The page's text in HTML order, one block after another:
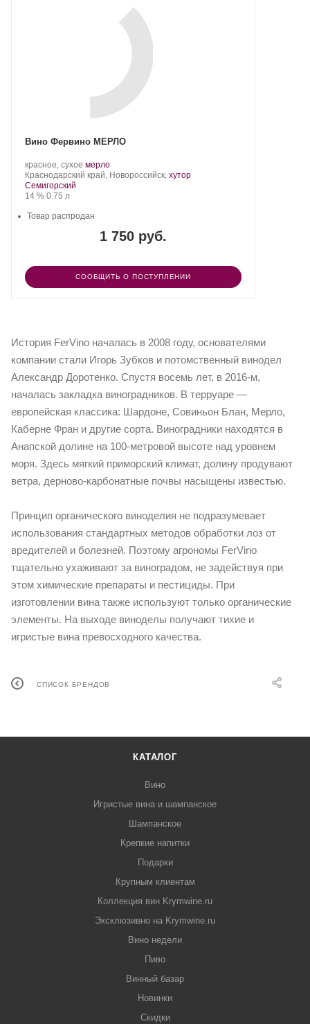
Вино Фервино МЕРЛО
Производитель:
Фервино.
красное, сухое .
Сорт
мерло.
Регион:
Краснодарский край, Новороссийск, хутор
Семигорский
Крепость
14 %. Объем
0.75 л
1 750 руб.
Товар распродан
СООБЩИТЬ О ПОСТУПЛЕНИИ
История FerVino началась в 2008 году, основателями
компании стали Игорь Зубков и потомственный винодел
Александр Доротенко. Спустя восемь лет, в 2016-м,
началась закладка виноградников. В терруаре —
европейская классика: Шардоне, Совиньон Блан, Мерло,
Каберне Фран и другие сорта. Виноградники находятся в
Анапской долине на 100-метровой высоте над уровнем
моря. Здесь мягкий приморский климат, долину продувают
ветра, дерново-карбонатные почвы насыщены известью.
Принцип органического виноделия не подразумевает
использования стандартных методов обработки лоз от
вредителей и болезней. Поэтому агрономы FerVino
тщательно ухаживают за виноградом, не задействуя при
этом химические препараты и пестициды. При
изготовлении вина также используют только органические
элементы. На выходе виноделы получают тихие и
игристые вина превосходного качества.
СПИСОК БРЕНДОВ
КАТАЛОГ
Вино
Игристые вина и шампанское
Шампанское
Крепкие напитки
Подарки
Крупным клиентам
Коллекция вин Krymwine.ru
Эксклюзивно на Krymwine.ru
Вино недели
Пиво
Винный базар
Новинки
Скидки